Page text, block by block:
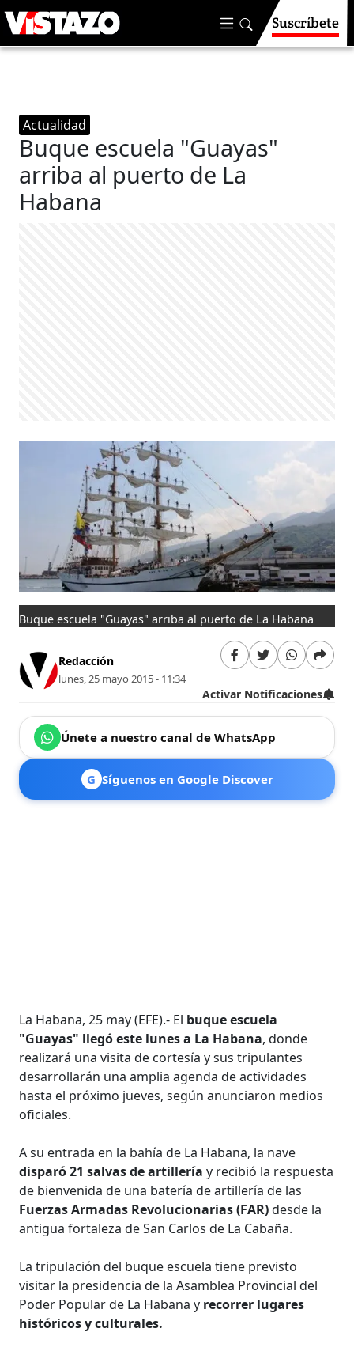
Suscríbete
Actualidad
Buque escuela "Guayas"
arriba al puerto de La
Habana
Buque escuela "Guayas" arriba al puerto de La Habana
Redacción
lunes, 25 mayo 2015 - 11:34
Activar Notificaciones
Únete a nuestro canal de WhatsApp
G Síguenos en Google Discover
La Habana, 25 may (EFE).- El buque escuela
"Guayas" llegó este lunes a La Habana, donde
realizará una visita de cortesía y sus tripulantes
desarrollarán una amplia agenda de actividades
hasta el próximo jueves, según anunciaron medios
oficiales.
A su entrada en la bahía de La Habana, la nave
disparó 21 salvas de artillería y recibió la respuesta
de bienvenida de una batería de artillería de las
Fuerzas Armadas Revolucionarias (FAR)desde la
antigua fortaleza de San Carlos de La Cabaña.
La tripulación del buque escuela tiene previsto
visitar la presidencia de la Asamblea Provincial del
Poder Popular de La Habana y recorrer lugares
históricos y culturales.